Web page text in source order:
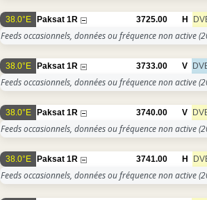
38.0°E Paksat 1R 3725.00 H
Feeds occasionnels, données ou fréquence non active
38.0°E Paksat 1R 3733.00 V
Feeds occasionnels, données ou fréquence non active
38.0°E Paksat 1R 3740.00 V
Feeds occasionnels, données ou fréquence non active
38.0°E Paksat 1R 3741.00 H
Feeds occasionnels, données ou fréquence non active